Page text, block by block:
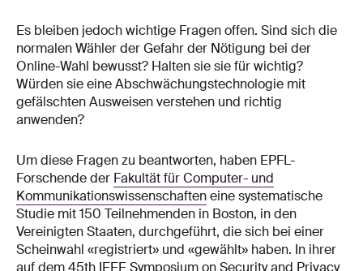
Es bleiben jedoch wichtige Fragen offen. Sind sich die
normalen Wähler der Gefahr der Nötigung bei der
Online-Wahl bewusst? Halten sie sie für wichtig?
Würden sie eine Abschwächungstechnologie mit
gefälschten Ausweisen verstehen und richtig
anwenden?
Um diese Fragen zu beantworten, haben EPFL-
Forschende der Fakultät für Computer- und
Kommunikationswissenschafteneine systematische
Studie mit 150 Teilnehmenden in Boston, in den
Vereinigten Staaten, durchgeführt, die sich bei einer
Scheinwahl «registriert» und «gewählt» haben. In ihrer
auf dem45th IEEE Symposium on Security and Privacy